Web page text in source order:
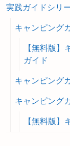
実践ガイドシリ
キャンピング
【無料版
ガイド
キャンピング
キャンピング
【無料版】